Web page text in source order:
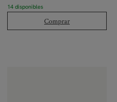
14 disponibles
Comprar